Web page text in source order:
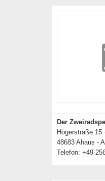
Der
Högerstraße 15
48683 Ahaus -
Telefon: +49